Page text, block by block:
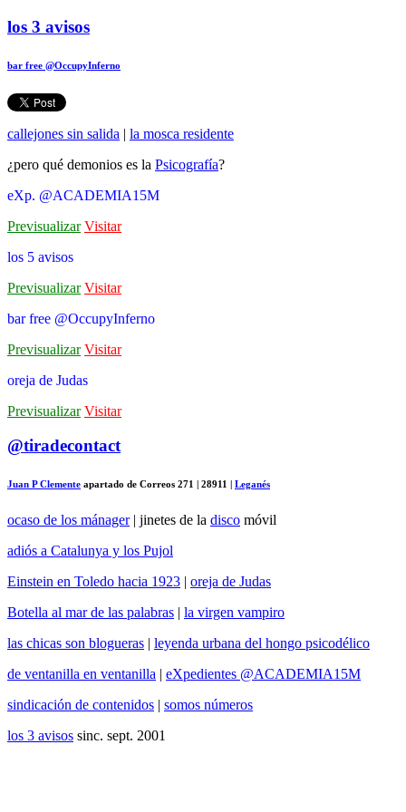
los 3 avisos
bar free @OccupyInferno
callejones sin salida | la mosca residente
¿pero qué demonios es la Psicografía?
eXp. @ACADEMIA15M
Previsualizar Visitar
los 5 avisos
Previsualizar Visitar
bar free @OccupyInferno
Previsualizar Visitar
oreja de Judas
Previsualizar Visitar
@tiradecontact
Juan PClemente apartado de Correos 271 | 28911 | Leganés
ocaso de los mánager| jinetes de la disco móvil
adiós a Catalunya y los Pujol
Einstein en Toledo hacia 1923 | oreja de Judas
Botella al mar de las palabras | la virgen vampiro
las chicas son blogueras | leyenda urbana del hongo psicodélico
de ventanilla en ventanilla | eXpedientes @ACADEMIA15M
sindicación de contenidos | somos números
los 3 avisos sinc. sept. 2001